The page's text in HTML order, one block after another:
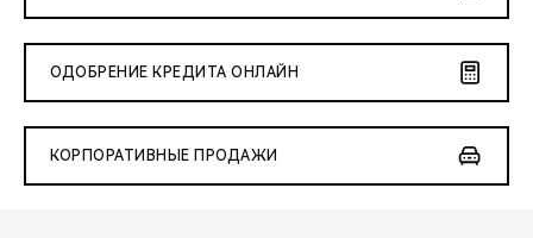
ОДОБРЕНИЕ КРЕДИТА ОНЛАЙН
КОРПОРАТИВНЫЕ ПРОДАЖИ